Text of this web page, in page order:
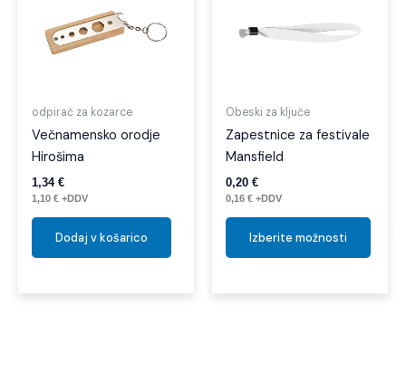
odpirač za kozarce
Večnamensko orodje
Hirošima
1,34 €
1,10 € +DDV
Dodaj v košarico
Obeski za ključe
Zapestnice za festivale
Mansfield
0,20 €
0,16 € +DDV
Izberite možnosti